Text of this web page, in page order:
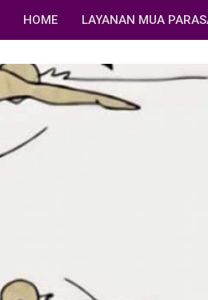
HOME LAYANAN MUA